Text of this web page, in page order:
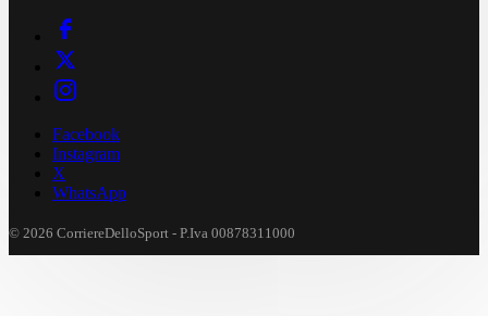
Facebook
Instagram
X
WhatsApp
© 2026 CorriereDelloSport - P.Iva 00878311000